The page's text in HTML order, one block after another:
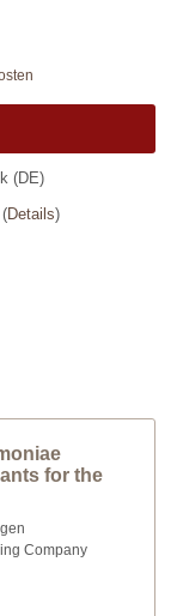
(DE)
(Details)
for the
Company